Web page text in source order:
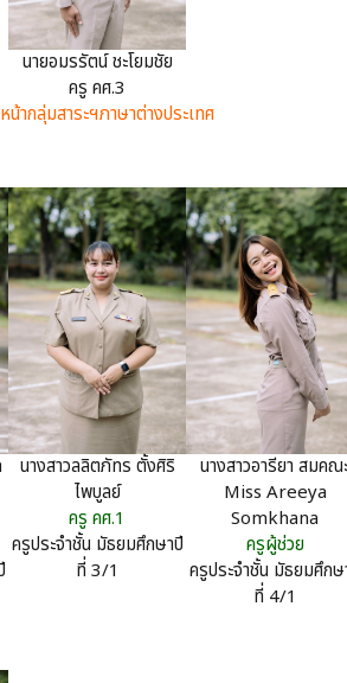
นายอมรรัตน์ ชะโยมชัย
ครู คศ.3
น้ากลุ่มสาระฯภาษาต่างประเทศ
นางสาวลลิตภัทร ตั้งศิริ
ไพบูลย์
ครู คศ.1
ครูประจำชั้น มัธยมศึกษาปี
ที่ 3/1
นางสาวอารียา สมคณ
Miss Areeya
Somkhana
ครูผู้ช่วย
ครูประจำชั้น มัธยมศึกษ
ที่ 4/1